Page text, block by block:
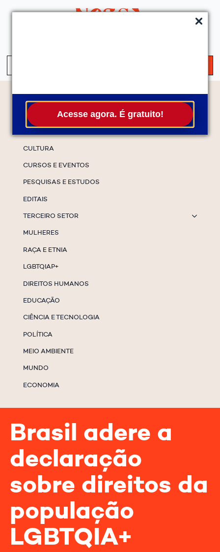
Acesse agora. É gratuito!
Temas
CULTURA
CURSOS E EVENTOS
PESQUISAS E ESTUDOS
EDITAIS
TERCEIRO SETOR
MULHERES
RAÇA E ETNIA
LGBTQIAP+
DIREITOS HUMANOS
EDUCAÇÃO
CIÊNCIA E TECNOLOGIA
POLÍTICA
MEIO AMBIENTE
MUNDO
ECONOMIA
Brasil adere a
declaração
sobre direitos da
população
LGBTQIA+